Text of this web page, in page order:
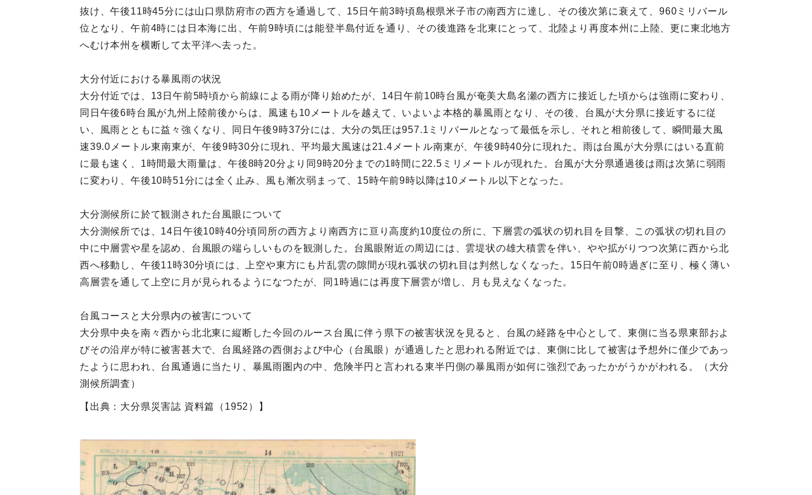
抜け、午後11時45分には山口県防府市の西方を通過して、15日午前3時頃島根県米子市の南西方に達し、その後次第に衰えて、960ミリバール
位となり、午前4時には日本海に出、午前9時頃には能登半島付近を通り、その後進路を北東にとって、北陸より再度本州に上陸、更に東北地方
へむけ本州を横断して太平洋へ去った。
大分付近における暴風雨の状況
大分付近では、13日午前5時頃から前線による雨が降り始めたが、14日午前10時台風が奄美大島名瀬の西方に接近した頃からは強雨に変わり、
同日午後6時台風が九州上陸前後からは、風速も10メートルを越えて、いよいよ本格的暴風雨となり、その後、台風が大分県に接近するに従
い、風雨とともに益々強くなり、同日午後9時37分には、大分の気圧は957.1ミリバールとなって最低を示し、それと相前後して、瞬間最大風
速39.0メートル東南東が、午後9時30分に現れ、平均最大風速は21.4メートル南東が、午後9時40分に現れた。雨は台風が大分県にはいる直前
に最も速く、1時間最大雨量は、午後8時20分より同9時20分までの1時間に22.5ミリメートルが現れた。台風が大分県通過後は雨は次第に弱雨
に変わり、午後10時51分には全く止み、風も漸次弱まって、15時午前9時以降は10メートル以下となった。
大分測候所に於て観測された台風眼について
大分測候所では、14日午後10時40分頃同所の西方より南西方に亘り高度約10度位の所に、下層雲の弧状の切れ目を目撃、この弧状の切れ目の
中に中層雲や星を認め、台風眼の端らしいものを観測した。台風眼附近の周辺には、雲堤状の雄大積雲を伴い、やや拡がりつつ次第に西から北
西へ移動し、午後11時30分頃には、上空や東方にも片乱雲の隙間が現れ弧状の切れ目は判然しなくなった。15日午前0時過ぎに至り、極く薄い
高層雲を通して上空に月が見られるようになつたが、同1時過には再度下層雲が増し、月も見えなくなった。
台風コースと大分県内の被害について
大分県中央を南々西から北北東に縦断した今回のルース台風に伴う県下の被害状況を見ると、台風の経路を中心として、東側に当る県東部およ
びその沿岸が特に被害甚大で、台風経路の西側および中心（台風眼）が通過したと思われる附近では、東側に比して被害は予想外に僅少であっ
たように思われ、台風通過に当たり、暴風雨圏内の中、危険半円と言われる東半円側の暴風雨が如何に強烈であったかがうかがわれる。（大分
測候所調査）
【出典：大分県災害誌 資料篇（1952）】